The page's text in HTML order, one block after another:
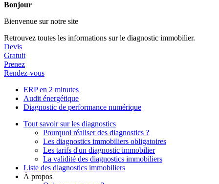
Bonjour
Bienvenue sur notre site
Retrouvez toutes les informations sur le diagnostic immobilier.
Devis
Gratuit
Prenez
Rendez-vous
ERP en 2 minutes
Audit énergétique
Diagnostic de performance numérique
Tout savoir sur les diagnostics
Pourquoi réaliser des diagnostics ?
Les diagnostics immobiliers obligatoires
Les tarifs d'un diagnostic immobilier
La validité des diagnostics immobiliers
Liste des diagnostics immobiliers
À propos